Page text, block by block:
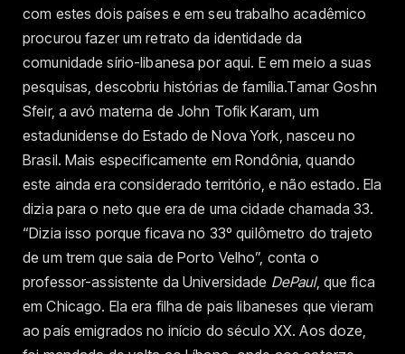
com estes dois países e em seu trabalho acadêmico
procurou fazer um retrato da identidade da
comunidade sírio-libanesa por aqui. E em meio a suas
pesquisas, descobriu histórias de família.Tamar Goshn
Sfeir, a avó materna de John Tofik Karam, um
estadunidense do Estado de Nova York, nasceu no
Brasil. Mais especificamente em Rondônia, quando
este ainda era considerado território, e não estado. Ela
dizia para o neto que era de uma cidade chamada 33.
“Dizia isso porque ficava no 33º quilômetro do trajeto
de um trem que saia de Porto Velho”, conta o
professor-assistente da Universidade DePaul, que fica
em Chicago. Ela era filha de pais libaneses que vieram
ao país emigrados no início do século XX. Aos doze,